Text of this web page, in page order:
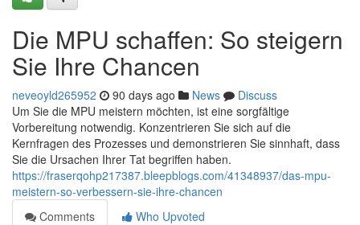
Die MPU schaffen: So steigern
Sie Ihre Chancen
neveoyld265952 90 days ago News
Discuss
Um Sie die MPU meistern möchten, ist eine sorgfältige
Vorbereitung notwendig. Konzentrieren Sie sich auf die
Kernfragen des Prozesses und demonstrieren Sie sinnhaft, dass
Sie die Ursachen Ihrer Tat begriffen haben.
https://fraserqohp217387.bleepblogs.com/41348937/das-mpu-
meistern-so-verbessern-sie-ihre-chancen
Comments
Who Upvoted